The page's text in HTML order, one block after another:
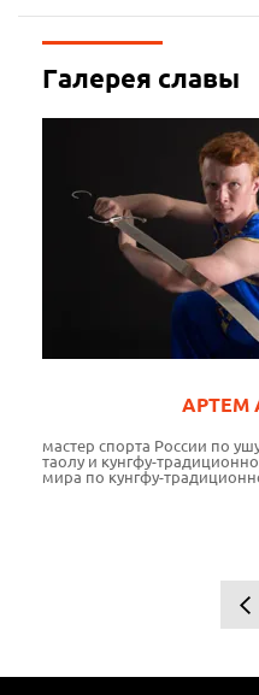
Галерея славы
АРТЕМ
мастер спорта России по
таолу и кунгфу-
мира по кунгфу-